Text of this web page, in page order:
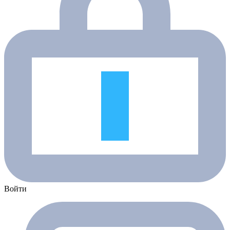
Войти